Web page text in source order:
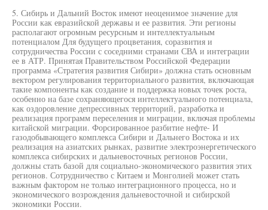
5. Сибирь и Дальний Восток имеют неоценимое значение для
России как евразийской державы и ее развития. Эти регионы
располагают огромным ресурсным и интеллектуальным
потенциалом Для будущего процветания, соразвития и
сотрудничества России с соседними странами СВА и интеграции
ее в АТР. Принятая Правительством Российской Федерации
программа «Стратегия развития Сибири» должна стать основным
вектором регулирования территориального развития, включающая
такие компоненты как создание и поддержка новых точек роста,
особенно на базе сохраняющегося интеллектуального потенциала,
как оздоровление депрессивных территорий, разработка и
реализация программ переселения и миграции, включая проблемы
китайской миграции. Форсированное разбитие нефте- И
газодобывающего комплекса Сибири и Дальнего Востока и их
реализация на азиатских рынках, развитие электроэнергетического
комплекса сибирских и дальневосточных регионов России,
должны стать базой для социально-экономического развития этих
регионов. Сотрудничество с Китаем и Монголией может стать
важным фактором не только интеграционного процесса, но и
экономического возрождения дальневосточной и сибирской
экономики России.